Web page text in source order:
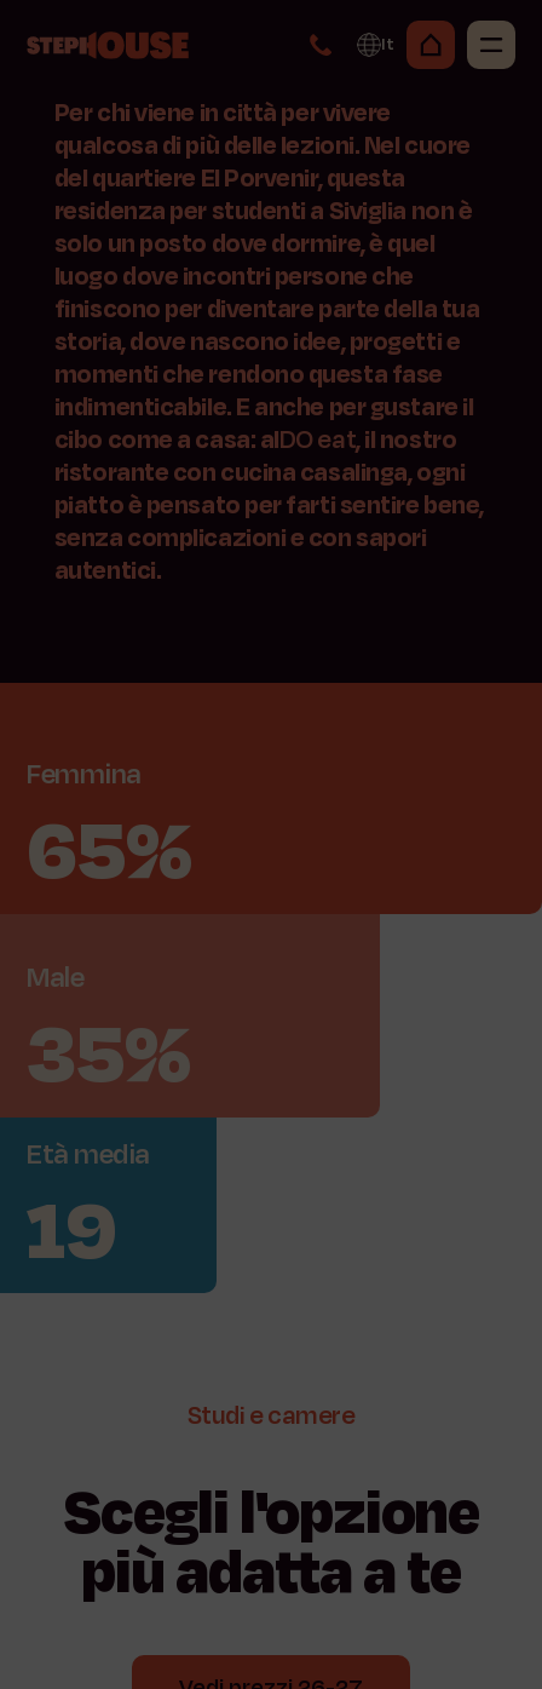
It
Per chi viene in città per vivere
qualcosa di più delle lezioni. Nel cuore
del quartiere El Porvenir, questa
residenza per studenti a Siviglia non è
solo un posto dove dormire, è quel
luogo dove incontri persone che
finiscono per diventare parte della tua
storia, dove nascono idee, progetti e
momenti che rendono questa fase
indimenticabile. E anche per gustare il
cibo come a casa: alDO eat, il nostro
ristorante con cucina casalinga, ogni
piatto è pensato per farti sentire bene,
senza complicazioni e con sapori
autentici.
Femmina
65%
Male
35%
Etàmedia
19
Studiecamere
Sceglil'opzione
piùadattaate